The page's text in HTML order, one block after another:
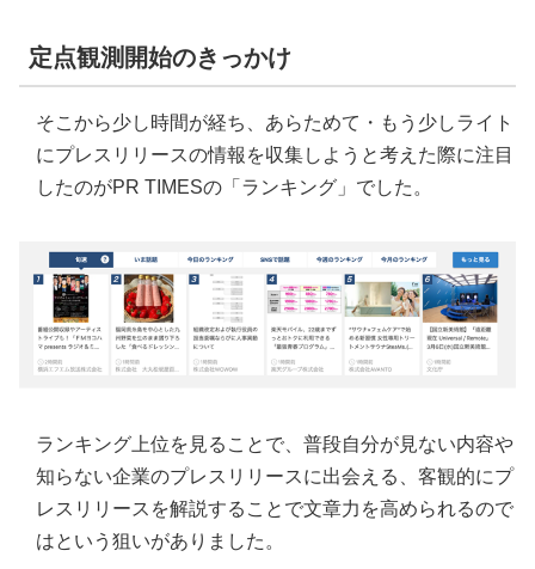
定点観測開始のきっかけ
そこから少し時間が経ち、あらためて・もう少しライト
にプレスリリースの情報を収集しようと考えた際に注目
したのがPR TIMESの「ランキング」でした。
ランキング上位を見ることで、普段自分が見ない内容や
知らない企業のプレスリリースに出会える、客観的にプ
レスリリースを解説することで文章力を高められるので
はという狙いがありました。